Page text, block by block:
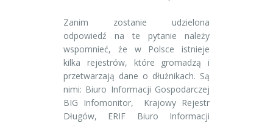
Zanim zostanie udzielona
odpowiedź na te pytanie należy
wspomnieć, że w Polsce istnieje
kilka rejestrów, które gromadzą i
przetwarzają dane o dłużnikach. Są
nimi: Biuro Informacji Gospodarczej
BIG Infomonitor, Krajowy Rejestr
Długów, ERIF Biuro Informacji